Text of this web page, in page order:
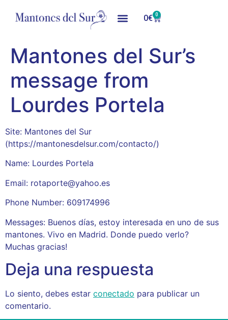
0€ 0
Mantones del Sur’s
message from
Lourdes Portela
Site: Mantones del Sur
(https://mantonesdelsur.com/contacto/)
Name: Lourdes Portela
Email: rotaporte@yahoo.es
Phone Number: 609174996
Messages: Buenos días, estoy interesada en uno de sus
mantones. Vivo en Madrid. Donde puedo verlo?
Muchas gracias!
Deja una respuesta
Lo siento, debes estar conectado para publicar un
comentario.